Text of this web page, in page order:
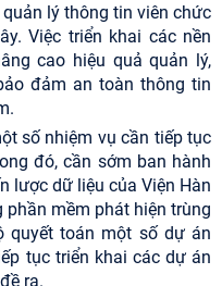
lý thông tin viên chức
Việc triển khai các nền
cao hiệu quả quản lý,
đảm an toàn thông tin
số nhiệm vụ cần tiếp tục
đó, cần sớm ban hành
lược dữ liệu của Viện Hàn
mềm phát hiện trùng
quyết toán một số dự án
tục triển khai các dự án
ra.